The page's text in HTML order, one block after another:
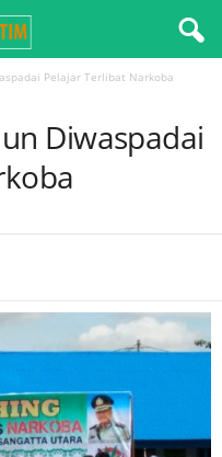
Pelajar Terlibat Narkoba
Diwaspadai